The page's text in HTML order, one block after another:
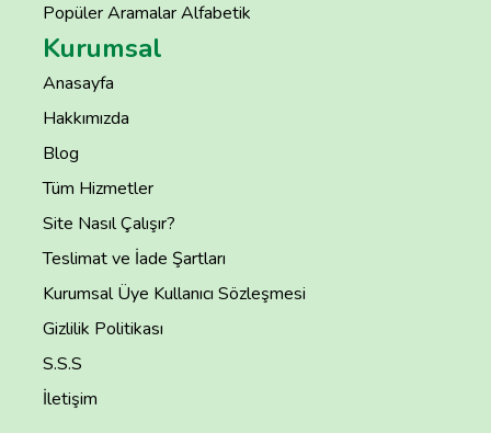
Popüler Aramalar Alfabetik
Kurumsal
Anasayfa
Hakkımızda
Blog
Tüm Hizmetler
Site Nasıl Çalışır?
Teslimat ve İade Şartları
Kurumsal Üye Kullanıcı Sözleşmesi
Gizlilik Politikası
S.S.S
İletişim